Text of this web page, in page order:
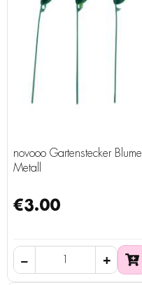
novooo Gartenstecker Blume
Metall
€3.00